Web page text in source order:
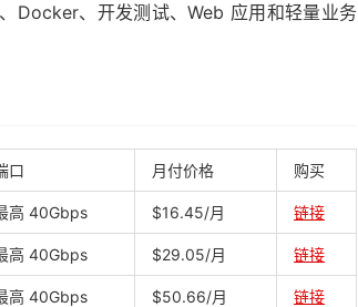
Docker、开发测试、Web 应用和轻量业务
口 月付价格 购买
高 40Gbps $16.45/月 链接
高 40Gbps $29.05/月 链接
高 40Gbps $50.66/月 链接